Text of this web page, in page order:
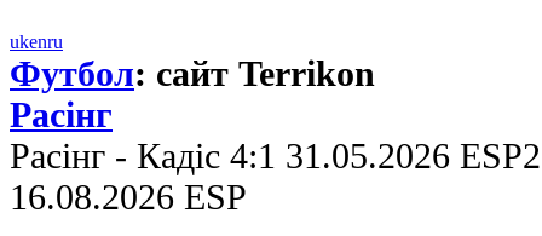
ukenru
Футбол: сайт Terrikon
Расінг
Расінг - Кадіс 4:1 31.05.2026
16.08.2026 ESP